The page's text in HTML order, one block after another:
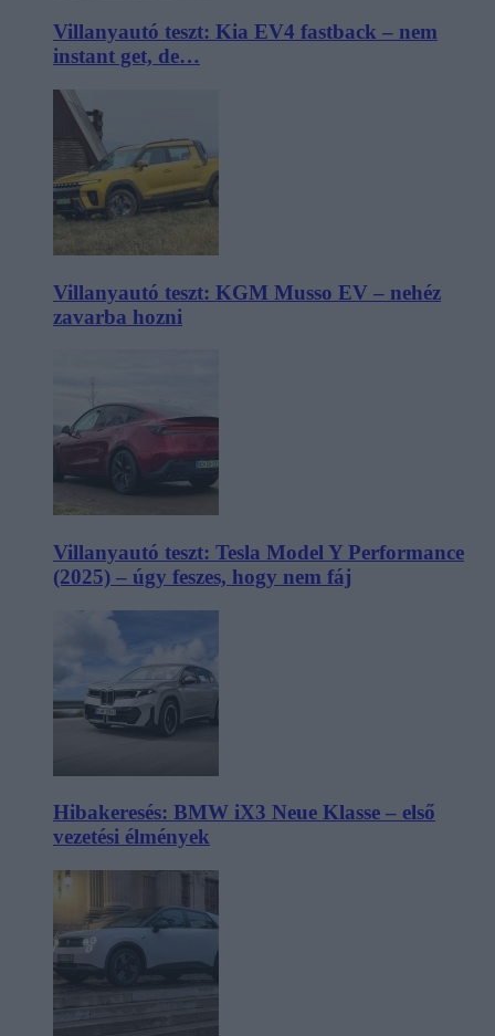
Villanyautó teszt: Kia EV4 fastback – nem
instant get, de…
Villanyautó teszt: KGM Musso EV – nehéz
zavarba hozni
Villanyautó teszt: Tesla Model Y Performance
(2025) – úgy feszes, hogy nem fáj
Hibakeresés: BMW iX3 Neue Klasse – első
vezetési élmények